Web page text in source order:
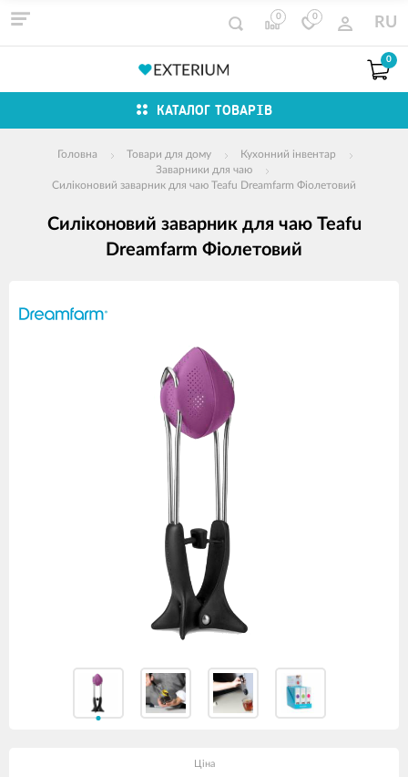
0 0 RU
0
КАТАЛОГ ТОВАРІВ
Головна Товари для дому
Кухонний інвентар
Заварники для чаю
Силіконовий заварник для чаю Teafu Dreamfarm Фіолетовий
Силіконовий заварник для чаю Teafu
Dreamfarm Фіолетовий
продуктів
Ціна